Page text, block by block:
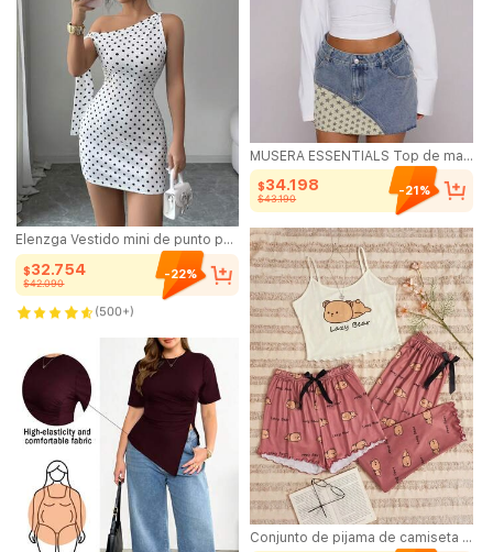
Elenzga Vestido mini de punto para mujer, blanco con lunares negros, de verano, elegante, para fiesta, ajustado, con hombro asimétrico, nudo retorcido y estampado de lunares, moda casual para exteriores
$32.754
$42.090
-22%
20+ vendido
(500+)
MUSERA ESSENTIALS Top de manga larga con escote profundo, cintura ceñida y mangas de murciélago, fluido, estilo Y2K vintage, lindo y cool para verano, primavera, vacaciones, festivales, rave y ciudad
$34.198
$43.190
-21%
Conjunto de pijama de camiseta de tirantes y pantalones/shorts con estampado de oso de dibujos animados para mujer